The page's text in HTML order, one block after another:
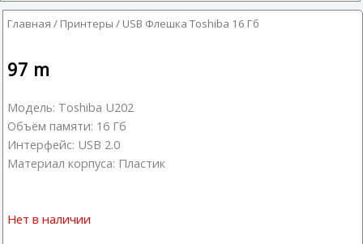
Главная / Принтеры / USB Флешка Toshiba 16 Гб
97 m
Модель: Toshiba U202
Объём памяти: 16 Гб
Интерфейс: USB 2.0
Материал корпуса: Пластик
Нет в наличии